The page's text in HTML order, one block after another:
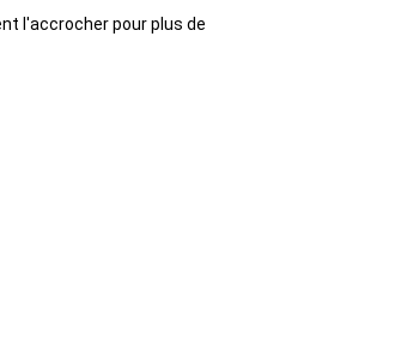
l'accrocher pour plus de